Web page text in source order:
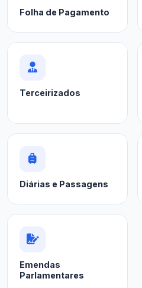
Folha de Pagamento
Terceirizados
Diárias e Passagens
Emendas
Parlamentares